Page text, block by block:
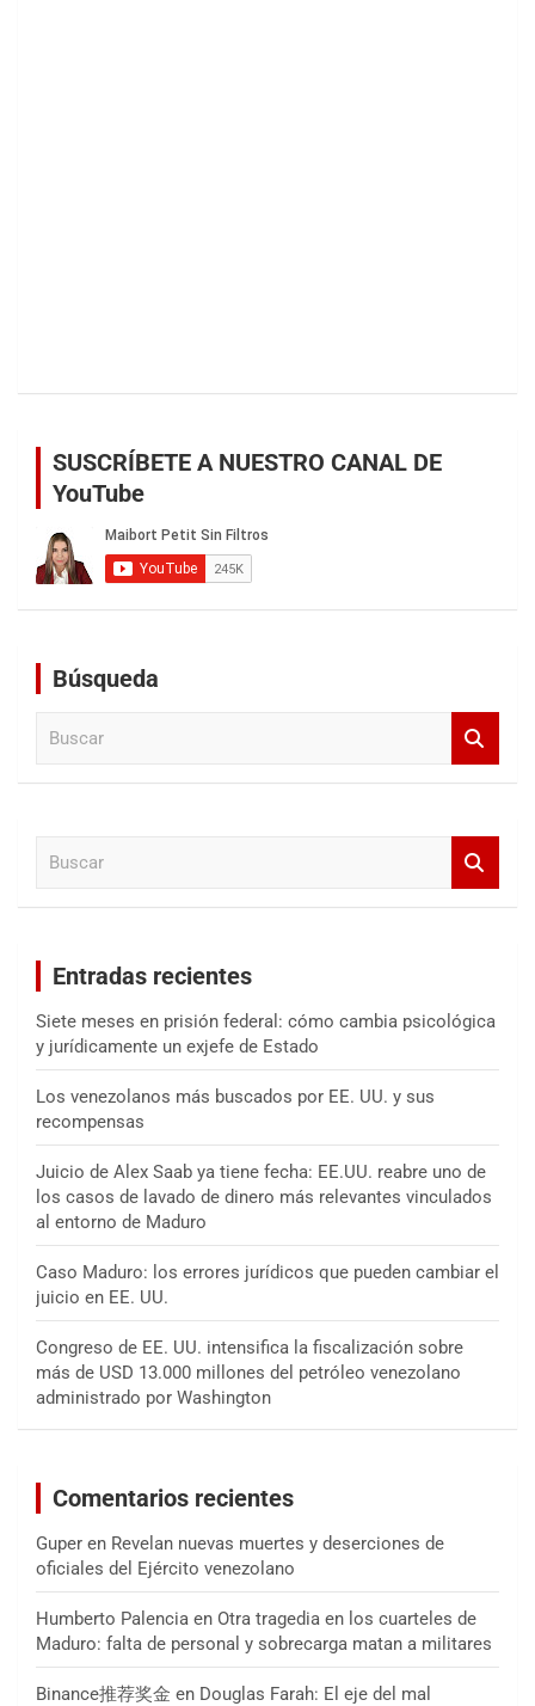
SUSCRÍBETE A NUESTRO CANAL DE
YouTube
Búsqueda
Entradas recientes
Siete meses en prisión federal: cómo cambia psicológica
y jurídicamente un exjefe de Estado
Los venezolanos más buscados por EE. UU. y sus
recompensas
Juicio de Alex Saab ya tiene fecha: EE.UU. reabre uno de
los casos de lavado de dinero más relevantes vinculados
al entorno de Maduro
Caso Maduro: los errores jurídicos que pueden cambiar el
juicio en EE. UU.
Congreso de EE. UU. intensifica la fiscalización sobre
más de USD 13.000 millones del petróleo venezolano
administrado por Washington
Comentarios recientes
Guper en Revelan nuevas muertes y deserciones de
oficiales del Ejército venezolano
Humberto Palencia en Otra tragedia en los cuarteles de
Maduro: falta de personal y sobrecarga matan a militares
Binance推荐奖金 en Douglas Farah: El eje del mal